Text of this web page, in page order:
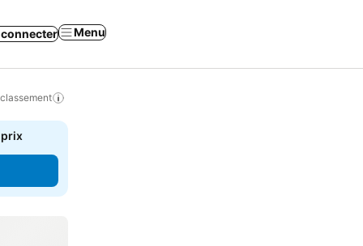
connecter Menu
prix